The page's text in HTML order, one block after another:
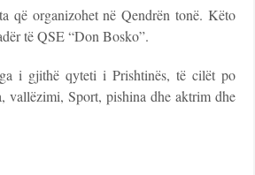
që organizohet në Qendrën tonë. Këto
të QSE “Don Bosko”.
i gjithë qyteti i Prishtinës, të cilët po
vallëzimi, Sport, pishina dhe aktrim dhe